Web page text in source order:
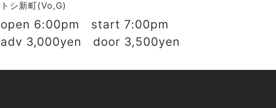
トシ新町(Vo,G)
open 6:00pm start 7:00pm
adv 3,000yen door 3,500yen